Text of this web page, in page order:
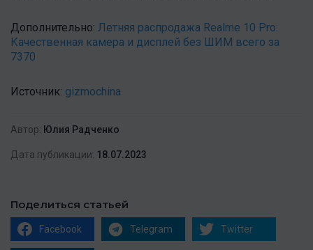
Дополнительно: Летняя распродажа Realme 10 Pro:
Качественная камера и дисплей без ШИМ всего за
7370
Источник: gizmochina
Автор: Юлия Радченко
Дата публикации: 18.07.2023
Поделиться статьей
Facebook Telegram Twitter